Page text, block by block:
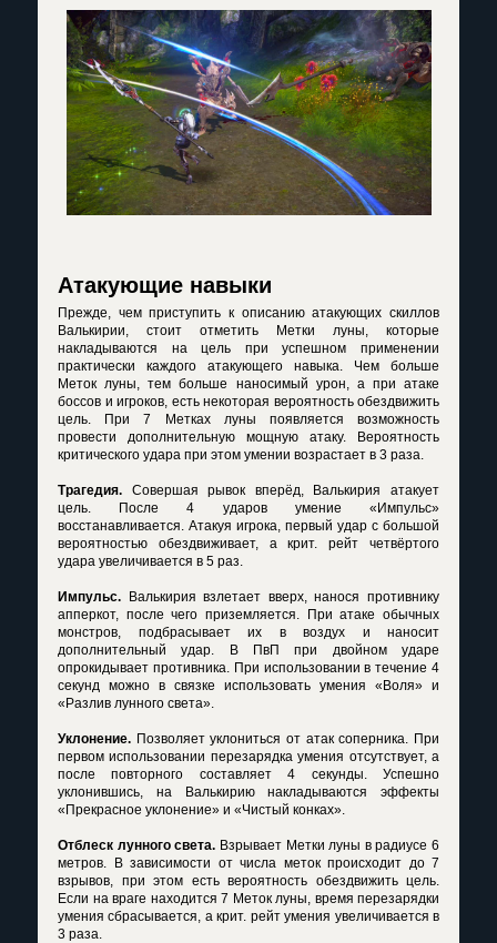
Атакующие навыки
Прежде, чем приступить к описанию атакующих скиллов
Валькирии, стоит отметить Метки луны, которые
накладываются на цель при успешном применении
практически каждого атакующего навыка. Чем больше
Меток луны, тем больше наносимый урон, а при атаке
боссов и игроков, есть некоторая вероятность обездвижить
цель. При 7 Метках луны появляется возможность
провести дополнительную мощную атаку. Вероятность
критического удара при этом умении возрастает в 3 раза.
Трагедия. Совершая рывок вперёд, Валькирия атакует
цель. После 4 ударов умение «Импульс»
восстанавливается. Атакуя игрока, первый удар с большой
вероятностью обездвиживает, а крит. рейт четвёртого
удара увеличивается в 5 раз.
Импульс. Валькирия взлетает вверх, нанося противнику
апперкот, после чего приземляется. При атаке обычных
монстров, подбрасывает их в воздух и наносит
дополнительный удар. В ПвП при двойном ударе
опрокидывает противника. При использовании в течение 4
секунд можно в связке использовать умения «Воля» и
«Разлив лунного света».
Уклонение. Позволяет уклониться от атак соперника. При
первом использовании перезарядка умения отсутствует, а
после повторного составляет 4 секунды. Успешно
уклонившись, на Валькирию накладываются эффекты
«Прекрасное уклонение» и «Чистый конках».
Отблеск лунного света. Взрывает Метки луны в радиусе 6
метров. В зависимости от числа меток происходит до 7
взрывов, при этом есть вероятность обездвижить цель.
Если на враге находится 7 Меток луны, время перезарядки
умения сбрасывается, а крит. рейт умения увеличивается в
3 раза.